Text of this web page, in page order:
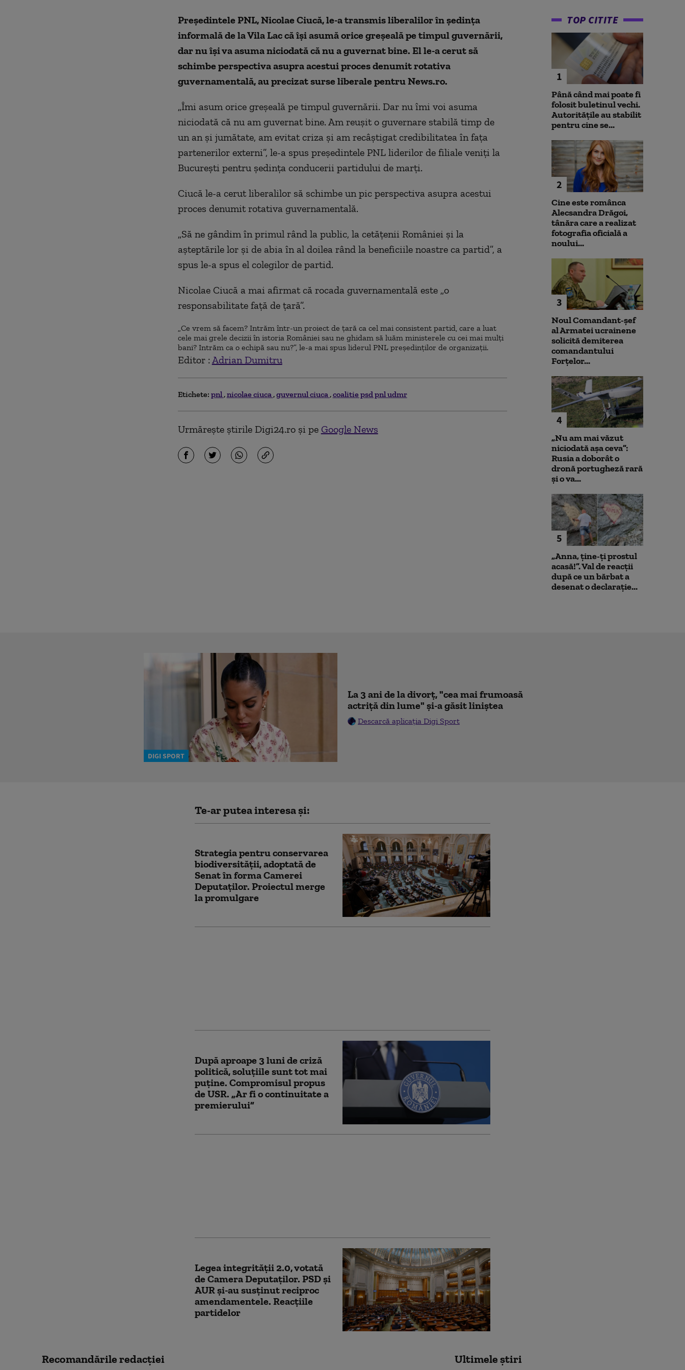
Preşedintele PNL, Nicolae Ciucă, le-a transmis liberalilor în şedinţa
informală de la Vila Lac că îşi asumă orice greşeală pe timpul guvernării,
dar nu îşi va asuma niciodată că nu a guvernat bine. El le-a cerut să
schimbe perspectiva asupra acestui proces denumit rotativa
guvernamentală, au precizat surse liberale pentru News.ro.
„Îmi asum orice greşeală pe timpul guvernării. Dar nu îmi voi asuma
niciodată că nu am guvernat bine. Am reuşit o guvernare stabilă timp de
un an şi jumătate, am evitat criza şi am recâştigat credibilitatea în faţa
partenerilor externi”, le-a spus preşedintele PNL liderilor de filiale veniţi la
Bucureşti pentru şedinţa conducerii partidului de marţi.
Ciucă le-a cerut liberalilor să schimbe un pic perspectiva asupra acestui
proces denumit rotativa guvernamentală.
„Să ne gândim în primul rând la public, la cetăţenii României şi la
aşteptările lor şi de abia în al doilea rând la beneficiile noastre ca partid”, a
spus le-a spus el colegilor de partid.
Nicolae Ciucă a mai afirmat că rocada guvernamentală este „o
responsabilitate faţă de ţară”.
„Ce vrem să facem? Intrăm într-un proiect de ţară ca cel mai consistent partid, care a luat
cele mai grele decizii în istoria României sau ne ghidam să luăm ministerele cu cei mai mulţi
bani? Intrăm ca o echipă sau nu?”, le-a mai spus liderul PNL preşedinţilor de organizaţii.
Editor : Adrian Dumitru
Etichete: pnl nicolae ciuca guvernul ciuca coalitie psd pnl udmr
Urmărește știrile Digi24.ro și pe Google News
TOP CITITE
1
Până când mai poate fi
folosit buletinul vechi.
Autoritățile au stabilit
pentru cine se...
2
Cine este românca
Alecsandra Drăgoi,
tânăra care a realizat
fotografia oficială a
noului...
3
Noul Comandant-șef
al Armatei ucrainene
solicită demiterea
comandantului
Forțelor...
4
„Nu am mai văzut
niciodată așa ceva”:
Rusia a doborât o
dronă portugheză rară
și o va...
5
„Anna, ţine-ţi prostul
acasă!”. Val de reacții
după ce un bărbat a
desenat o declarație...
DIGI SPORT
La 3 ani de la divorț, "cea mai frumoasă
actriță din lume" și-a găsit liniștea
Descarcă aplicația Digi Sport
Te-ar putea interesa și:
Strategia pentru conservarea
biodiversității, adoptată de
Senat în forma Camerei
Deputaților. Proiectul merge
la promulgare
După aproape 3 luni de criză
politică, soluțiile sunt tot mai
puține. Compromisul propus
de USR. „Ar fi o continuitate a
premierului”
Legea integrității 2.0, votată
de Camera Deputaților. PSD și
AUR și-au susținut reciproc
amendamentele. Reacțiile
partidelor
Recomandările redacţiei Ultimele știri